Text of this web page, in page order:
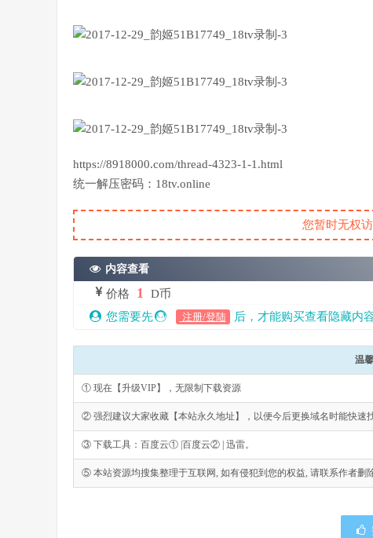
https://8918000.com/thread-4323-1-1.html
统一解压密码：18tv.online
您暂时无权
内容查看
价格 1
D币
您需要先
注册/登陆 后，才能购买查看隐藏内
温
① 现在【升级VIP】，无限制下载资源
② 强烈建议大家收藏【本站永久地址】，以便今后更换域名时能快速
③ 下载工具：百度云① |百度云② | 迅雷。
⑤ 本站资源均搜集整理于互联网, 如有侵犯到您的权益, 请联系作者删除